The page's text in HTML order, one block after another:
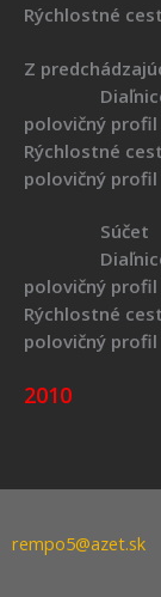
Rýchlostné
Z
polovičný profil
Rýchlostné
polovičný profil
Súčet
polovičný profil
Rýchlostné
polovičný profil
2010
rempo5@azet.sk